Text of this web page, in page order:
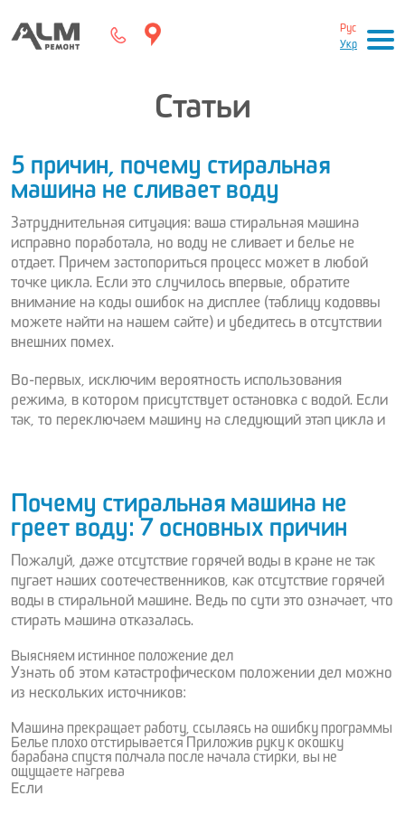
Рус
Укр
Статьи
5 причин, почему стиральная
машина не сливает воду
Затруднительная ситуация: ваша стиральная машина
исправно поработала, но воду не сливает и белье не
отдает. Причем застопориться процесс может в любой
точке цикла. Если это случилось впервые, обратите
внимание на коды ошибок на дисплее (таблицу кодов вы
можете найти на нашем сайте) и убедитесь в отсутствии
внешних помех.
Во-первых, исключим вероятность использования
режима, в котором присутствует остановка с водой. Если
так, то переключаем машину на следующий этап цикла и
Почему стиральная машина не
греет воду: 7 основных причин
Пожалуй, даже отсутствие горячей воды в кране не так
пугает наших соотечественников, как отсутствие горячей
воды в стиральной машине. Ведь по сути это означает, что
стирать машина отказалась.
Выясняем истинное положение дел
Узнать об этом катастрофическом положении дел можно
из нескольких источников:
Машина прекращает работу, ссылаясь на ошибку программы
Белье плохо отстирывается Приложив руку к окошку
барабана спустя полчала после начала стирки, вы не
ощущаете нагрева
Если